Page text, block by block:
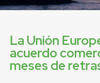
La Unión
acuerdo
meses de